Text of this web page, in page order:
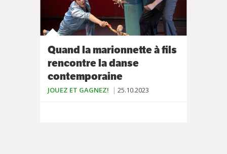
Quand la marionnette à fils
rencontre la danse
contemporaine
JOUEZ ET GAGNEZ! 25.10.2023